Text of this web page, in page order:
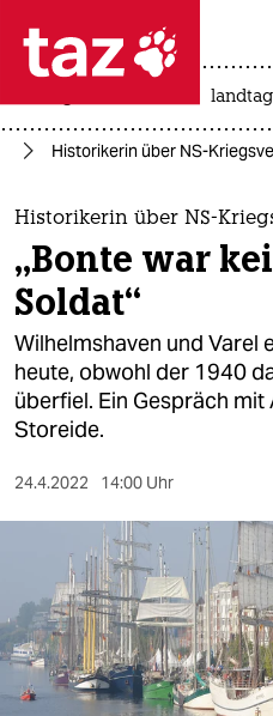
 taz
taz zahl ich
themen
politik
öko
gesellschaft
kultur
sport
nord
wahrheit
verlag
Historikerin über NS-
Historikerin über NS-
„Bonte war
Soldat“
Wilhelmshaven und Varel
heute, obwohl der 1940
überfiel. Ein Gespräch
Storeide.
24.4.2022 14:00 Uhr